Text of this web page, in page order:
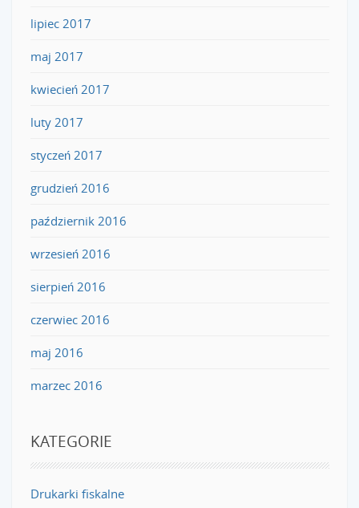
lipiec 2017
maj 2017
kwiecień 2017
luty 2017
styczeń 2017
grudzień 2016
październik 2016
wrzesień 2016
sierpień 2016
czerwiec 2016
maj 2016
marzec 2016
KATEGORIE
Drukarki fiskalne